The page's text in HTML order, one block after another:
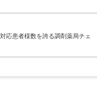
応患者様数を誇る調剤薬局チェ